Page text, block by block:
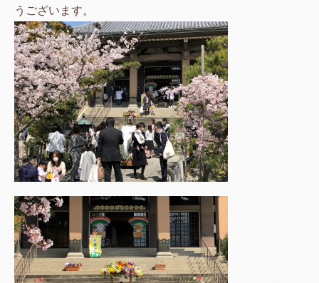
うございます。